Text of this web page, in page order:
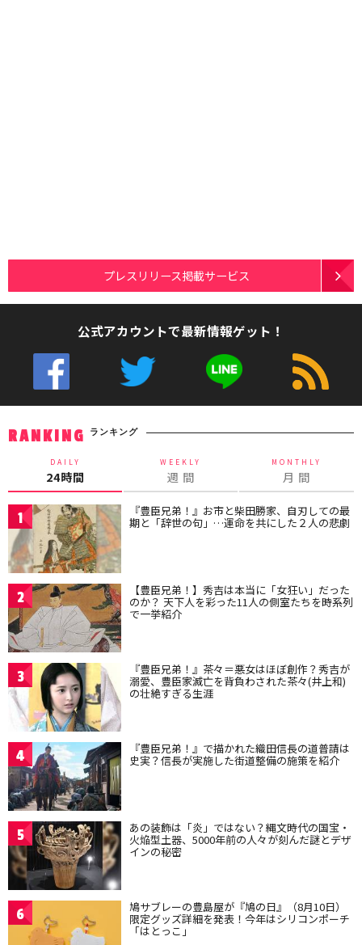
プレスリリース掲載サービス
公式アカウントで最新情報ゲット！
RANKING ランキング
DAILY
24時間
WEEKLY
週 間
MONTHLY
月 間
1 『豊臣兄弟！』お市と柴田勝家、自刃しての最
期と「辞世の句」…運命を共にした２人の悲劇
2 【豊臣兄弟！】秀吉は本当に「女狂い」だった
のか？ 天下人を彩った11人の側室たちを時系列
で一挙紹介
3 『豊臣兄弟！』茶々＝悪女はほぼ創作？秀吉が
溺愛、豊臣家滅亡を背負わされた茶々(井上和)
の壮絶すぎる生涯
4 『豊臣兄弟！』で描かれた織田信長の道普請は
史実？信長が実施した街道整備の施策を紹介
5 あの装飾は「炎」ではない？縄文時代の国宝・
火焔型土器、5000年前の人々が刻んだ謎とデザ
インの秘密
6 鳩サブレーの豊島屋が『鳩の日』（8月10日）
限定グッズ詳細を発表！今年はシリコンポーチ
「はとっこ」